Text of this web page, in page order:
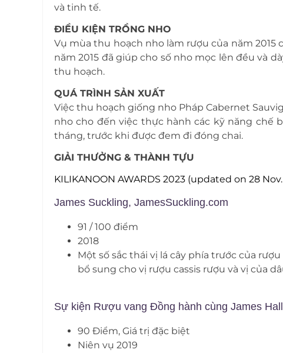
và tinh tế.
ĐIỀU KIỆN TRỒNG NHO
Vụ mùa thu hoạch nho làm rượu của năm
năm 2015 đã giúp cho số nho mọc lên đều và
thu hoạch.
QUÁ TRÌNH SẢN XUẤT
Việc thu hoạch giống nho Pháp Cabernet
nho cho đến việc thực hành các kỹ năng chế
tháng, trước khi được đem đi đóng chai.
GIẢI THƯỞNG & THÀNH TỰU
KILIKANOON AWARDS 2023 (updated on 28
James Suckling, JamesSuckling.com
91 / 100 điểm
2018
Một số sắc thái vị lá cây phía trước của
bổ sung cho vị rượu cassis rượu và vị của
Sự kiện Rượu vang Đồng hành cùng James
90 Điểm, Giá trị đặc biệt
Niên vụ 2019